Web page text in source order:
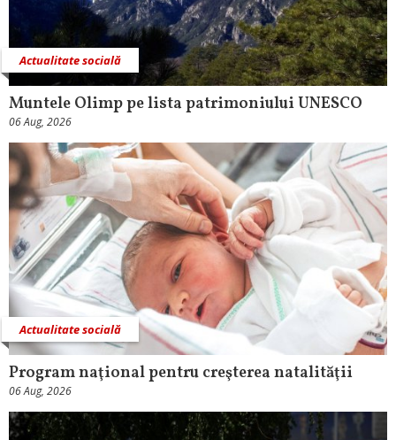
Actualitate socială
Muntele Olimp pe lista patrimoniului UNESCO
06 Aug, 2026
Actualitate socială
Program naţional pentru creşterea natalităţii
06 Aug, 2026